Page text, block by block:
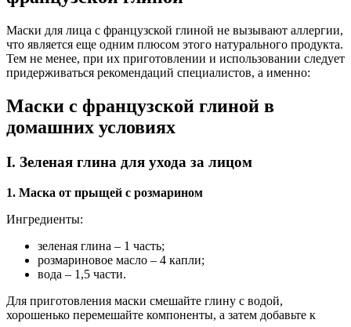
Маски для лица с французской глиной не вызывают аллергии,
что является еще одним плюсом этого натурального продукта.
Тем не менее, при их приготовлении и использовании следует
придерживаться рекомендаций специалистов, а именно:
Маски с французской глиной в
домашних условиях
I. Зеленая глина для ухода за лицом
1. Маска от прыщей с розмарином
Ингредиенты:
зеленая глина – 1 часть;
розмариновое масло – 4 капли;
вода – 1,5 части.
Для приготовления маски смешайте глину с водой,
хорошенько перемешайте компоненты, а затем добавьте к